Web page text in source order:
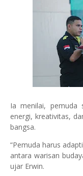
Ia menilai, pemuda
energi, kreativitas,
bangsa.
“Pemuda harus
antara warisan
ujar Erwin.